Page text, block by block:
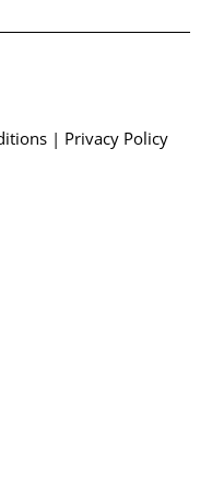
| Privacy Policy